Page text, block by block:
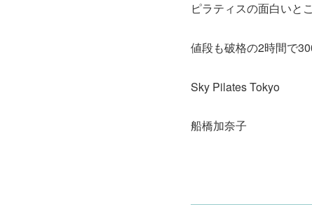
ピラティスの面白いと
値段も破格の2時間で
Sky Pilates Tokyo
船橋加奈子